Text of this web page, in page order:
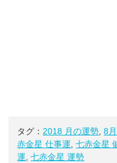
タグ： 2018 月の運勢 ,8
赤金星 仕事運 ,七赤金星
運 ,七赤金星 運勢